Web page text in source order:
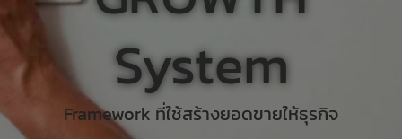
System
Framework ที่ใช้สร้างยอดขายให้ธุรกิจ